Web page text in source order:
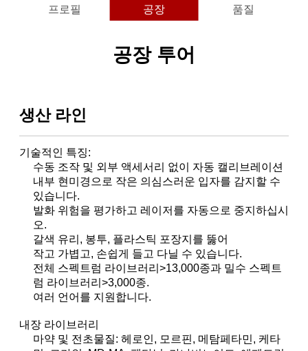
프로필 공장 품질
공장 투어
생산 라인
기술적인 특징:
수동 조작 및 외부 액세서리 없이 자동 캘리브레이션
내부 현미경으로 작은 의심스러운 입자를 감지할 수
있습니다.
발화 위험을 평가하고 레이저를 자동으로 중지하십시
오.
갈색 유리, 봉투, 플라스틱 포장지를 뚫어
작고 가볍고, 손쉽게 들고 다닐 수 있습니다.
전체 스펙트럼 라이브러리>13,000종과 밀수 스펙트
럼 라이브러리>3,000종.
여러 언어를 지원합니다.
내장 라이브러리
마약 및 전초물질: 헤로인, 모르핀, 메탐페타민, 케타